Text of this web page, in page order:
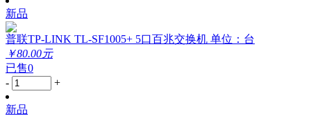
新品
普联TP-LINK TL-SF1005+ 5口百兆交换机 单位：台
￥80.00元
已售0
-
+
新品